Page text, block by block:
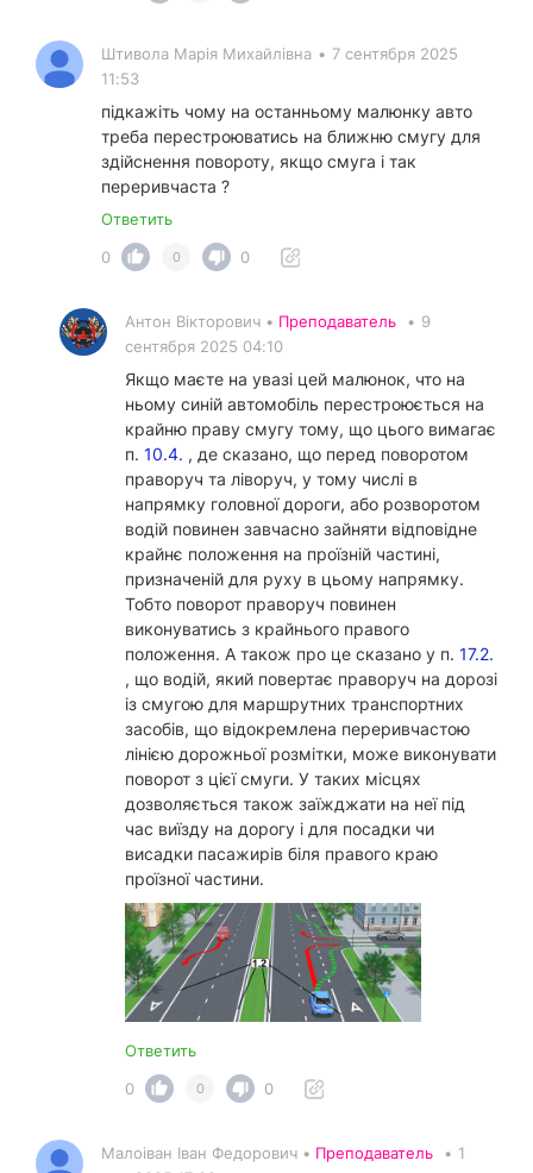
Штивола Марія Михайлівна • 7 сентября 2025
11:53
підкажіть чому на останньому малюнку авто
треба перестроюватись на ближню смугу для
здійснення повороту, якщо смуга і так
переривчаста ?
Ответить
0
0 0
Антон Вікторович • Преподаватель • 9
сентября 2025 04:10
Якщо маєте на увазі цей малюнок, что на
ньому синій автомобіль перестроюється на
крайню праву смугу тому, що цього вимагає
п. 10.4. , де сказано, що перед поворотом
праворуч та ліворуч, у тому числі в
напрямку головної дороги, або розворотом
водій повинен завчасно зайняти відповідне
крайнє положення на проїзній частині,
призначеній для руху в цьому напрямку.
Тобто поворот праворуч повинен
виконуватись з крайнього правого
положення. А також про це сказано у п. 17.2.
, що водій, який повертає праворуч на дорозі
із смугою для маршрутних транспортних
засобів, що відокремлена переривчастою
лінією дорожньої розмітки, може виконувати
поворот з цієї смуги. У таких місцях
дозволяється також заїжджати на неї під
час виїзду на дорогу і для посадки чи
висадки пасажирів біля правого краю
проїзної частини.
Ответить
0
0 0
Малоіван Іван Федорович • Преподаватель • 1